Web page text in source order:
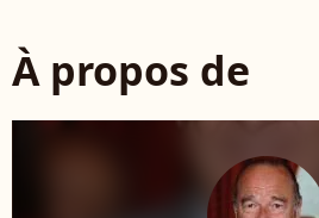
À propos de